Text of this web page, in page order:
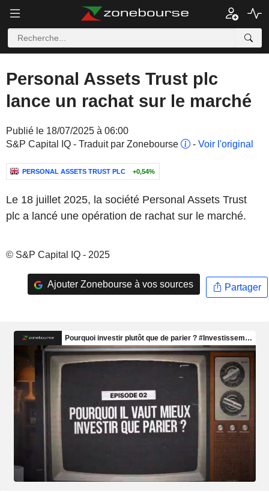
Personal Assets Trust plc
lance un rachat sur le marché
Publié le 18/07/2025 à 06:00
S&P Capital IQ - Traduit par Zonebourse
- Voir l'original
PERSONAL ASSETS TRUST PLC +0,54%
Le 18 juillet 2025, la société Personal Assets Trust
plc a lancé une opération de rachat sur le marché.
© S&P Capital IQ - 2025
Ajouter Zonebourse à vos sources Partager